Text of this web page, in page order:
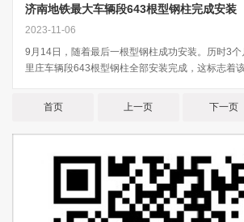
济南地铁最大车辆段643根型钢柱完成安装
2023-11-06
9月14日，随着最后一根型钢柱成功安装。历时3
里庄车辆段643根型钢柱全部安装完成，这标志着
首页
上一页 下一页